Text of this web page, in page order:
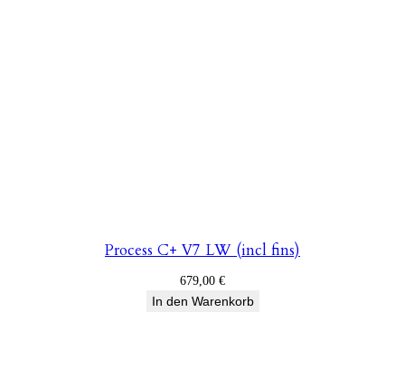
Process C+ V7 LW (incl fins)
679,00 €
In den Warenkorb